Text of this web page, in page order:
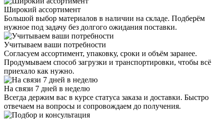
Широкий ассортимент
Большой выбор материалов в наличии на складе. Подберём
нужное под задачу без долгого ожидания поставки.
Учитываем ваши потребности
Согласуем ассортимент, упаковку, сроки и объём заранее.
Продумываем способ загрузки и транспортировки, чтобы всё
приехало как нужно.
На связи 7 дней в неделю
Всегда держим вас в курсе статуса заказа и доставки. Быстро
отвечаем на вопросы и сопровождаем до получения.